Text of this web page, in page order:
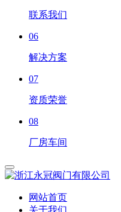
联系我们
06
解决方案
07
资质荣誉
08
厂房车间
网站首页
关于我们